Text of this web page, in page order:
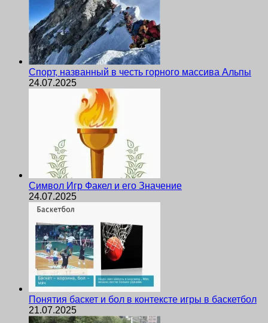
Спорт, названный в честь горного массива Альпы
24.07.2025
Символ Игр Факел и его Значение
24.07.2025
Понятия баскет и бол в контексте игры в баскетбол
21.07.2025